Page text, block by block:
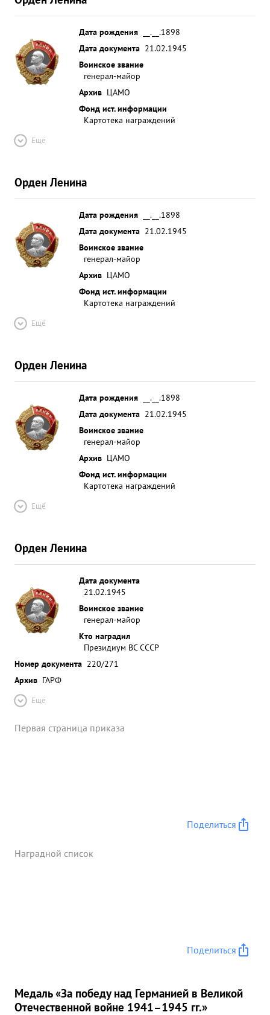
Дата рождения
__.__.1898
Дата документа 21.02.1945
Воинское звание
генерал-майор
Архив ЦАМО
Фонд ист. информации
Картотека награждений
Ещё
Орден Ленина
Дата рождения
__.__.1898
Дата документа 21.02.1945
Воинское звание
генерал-майор
Архив ЦАМО
Фонд ист. информации
Картотека награждений
Ещё
Орден Ленина
Дата рождения
__.__.1898
Дата документа 21.02.1945
Воинское звание
генерал-майор
Архив ЦАМО
Фонд ист. информации
Картотека награждений
Ещё
Орден Ленина
Дата документа
21.02.1945
Воинское звание
генерал-майор
Кто наградил
Президиум ВС СССР
Номер документа 220/271
Архив ГАРФ
Ещё
Первая страница приказа
Поделиться
Наградной список
Поделиться
Медаль «За победу над Германией в Великой
Отечественной войне 1941–1945 гг.»